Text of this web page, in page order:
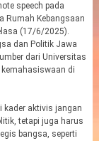
speech pada
Rumah Kebangsaan
(17/6/2025).
dan Politik Jawa
dari Universitas
di
kader aktivis jangan
tetapi juga harus
bangsa, seperti